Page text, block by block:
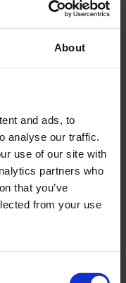
About
and ads, to
analyse our traffic.
use of our site with
partners who
that you’ve
from your use